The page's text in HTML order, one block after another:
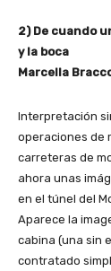
2) De cuando
y la boca
Marcella
Interpretación
operaciones de
carreteras de
ahora unas
en el túnel del
Aparece la
cabina (una sin
contratado